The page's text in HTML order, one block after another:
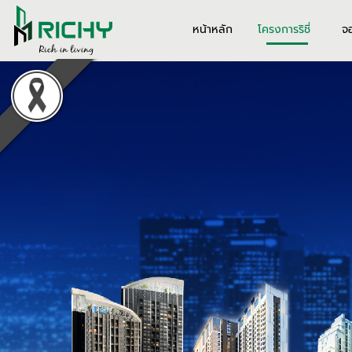
หน้าหลัก โครงการริชี่ จ